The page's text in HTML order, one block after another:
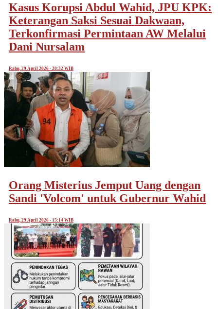
Kasus Korupsi Abdul Wahid, JPU KPK:
Keterangan Saksi Sesuai Dakwaan,
Terkonfirmasi Permintaan AW Melalui
Dani Nursalam
Rabu, 29 April 2026 - 20:32 WIB
Orang Misterius Jemput Uang dengan
Sandi 'Volcom' untuk Gubernur Wahid
Rabu, 29 April 2026 - 15:14 WIB